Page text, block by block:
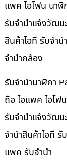
แพค ไอโฟน นาฬิ
รับจํานําแจ้งวัฒน
สินค้าไอที รับจำ
จำนำกล้อง
รับจำนำนาฬิกา
ถือ ไอแพค ไอโฟ
รับจํานําแจ้งวัฒน
จำนำสินค้าไอที รั
แพค รับจำนำ